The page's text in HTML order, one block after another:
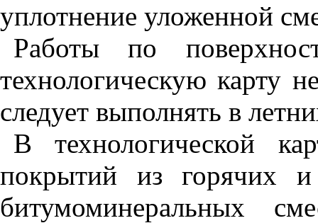
уплотнение уложенной
Работы по
технологическую карту
следует выполнять в
В технологической
покрытий из горячих и
битумоминеральных